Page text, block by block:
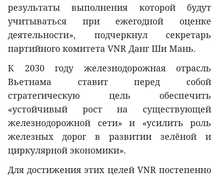
результаты выполнения которой будут
учитываться при ежегодной оценке
деятельности», подчеркнул секретарь
партийного комитета VNR Данг Ши Мань.
К 2030 году железнодорожная отрасль
Вьетнама ставит перед собой
стратегическую цель обеспечить
«устойчивый рост на существующей
железнодорожной сети» и «усилить роль
железных дорог в развитии зелёной и
циркулярной экономики».
Для достижения этих целей VNR постепенно